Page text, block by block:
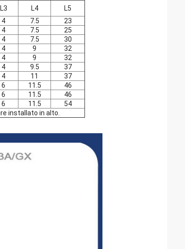
L3 L4
L5
4 7.5
23
4 7.5
25
4 7.5
30
4 9
32
4 9
32
4 9.5
37
4 11
37
6 11.5
46
6 11.5
46
6 11.5
54
installato in alto.